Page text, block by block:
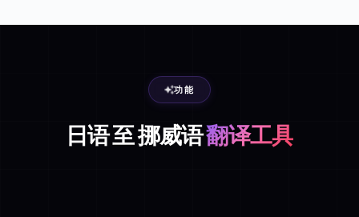
功能
日语 至 挪威语翻译工具